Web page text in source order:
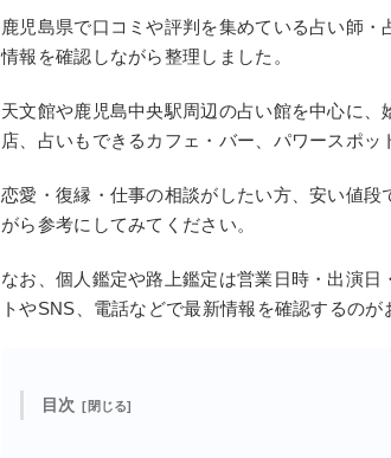
鹿児島県で口コミや評判を集めている占い師
情報を確認しながら整理しました。
天文館や鹿児島中央駅周辺の占い館を中心に
店、占いもできるカフェ・バー、パワースポッ
恋愛・復縁・仕事の相談がしたい方、安い値
がら参考にしてみてください。
なお、個人鑑定や路上鑑定は営業日時・出演
トやSNS、電話などで最新情報を確認するのが
目次